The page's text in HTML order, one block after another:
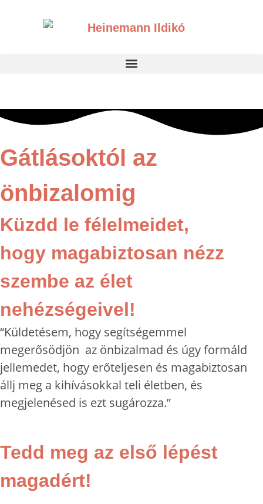
Gátlásoktól az
önbizalomig
Küzdd le félelmeidet,
hogy magabiztosan nézz
szembe az élet
nehézségeivel!
“Küldetésem, hogy segítségemmel
megerősödjön az önbizalmad és úgy formáld
jellemedet, hogy erőteljesen és magabiztosan
állj meg a kihívásokkal teli életben, és
megjelenésed is ezt sugározza.”
Tedd meg az első lépést
magadért!